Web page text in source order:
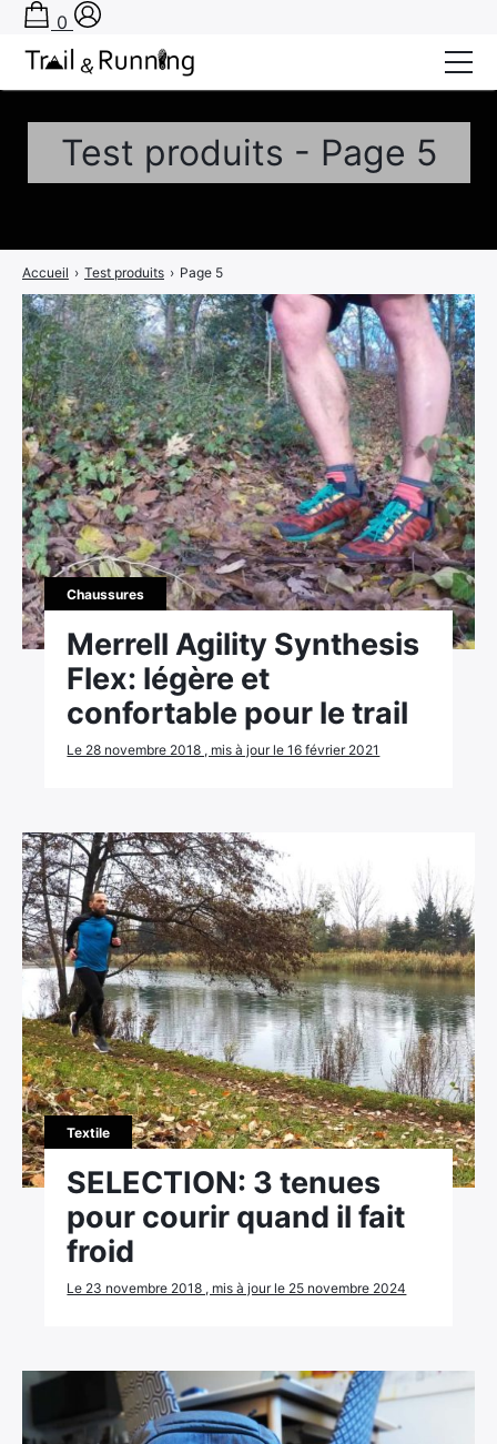
Test produits - Page 5
Accueil › Test produits › Page 5
Chaussures
Merrell Agility Synthesis
Flex: légère et
confortable pour le trail
Le 28 novembre 2018 , mis à jour le 16 février 2021
Textile
SELECTION: 3 tenues
pour courir quand il fait
froid
Le 23 novembre 2018 , mis à jour le 25 novembre 2024
0
Conseils
Récits de course
Ultra Trail de Mon Jardin
Grand Tour du Bassin d’Arcachon
Bons plans
Actu Running
TA PRÉPA SUR-MESURE